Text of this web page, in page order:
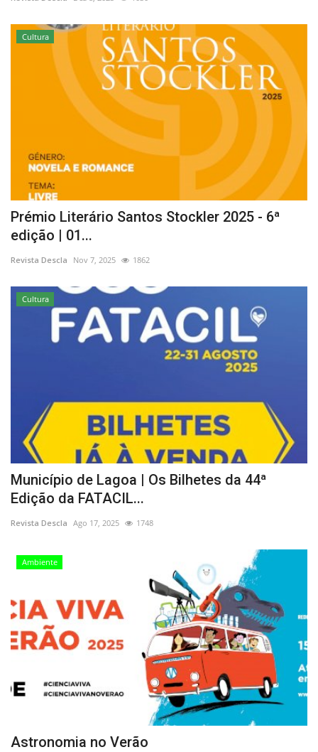
Estatuto Editorial
Ficha técnica
Lazer
Cultura
Prémio Literário Santos Stockler 2025 - 6ª
edição | 01...
Revista Descla Nov 7, 2025 1862
Cultura
Município de Lagoa | Os Bilhetes da 44ª
Edição da FATACIL...
Revista Descla Ago 17, 2025 1748
Ambiente
Astronomia no Verão